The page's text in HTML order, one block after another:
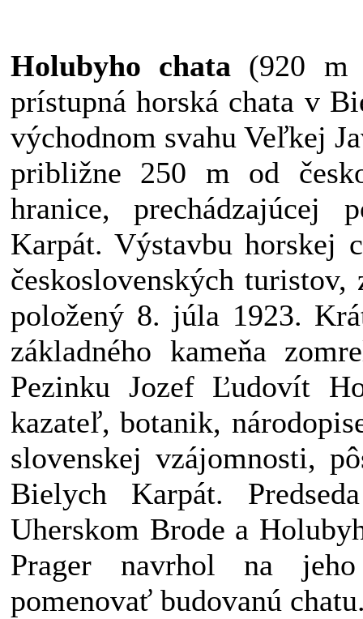
Holubyho chata (920 m
prístupná horská chata v
východnom svahu Veľkej
približne 250 m od
hranice, prechádzajúcej
Karpát. Výstavbu horskej
československých
položený 8. júla 1923.
základného kameňa
Pezinku Jozef Ľudovít
kazateľ, botanik,
slovenskej vzájomnosti,
Bielych Karpát.
Uherskom Brode a
Prager navrhol na
pomenovať budovanú